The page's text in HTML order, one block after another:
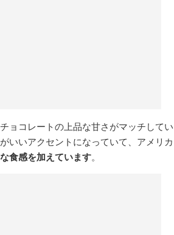
コレートの上品な甘さがマッチしてい
いいアクセントになっていて、アメリカ
食感を加えています。